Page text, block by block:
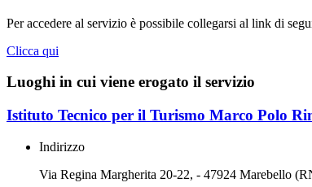
Per accedere al servizio è possibile collegarsi al link di
Clicca qui
Luoghi in cui viene erogato il servizio
Istituto Tecnico per il Turismo Marco Polo
Indirizzo
Via Regina Margherita 20-22, - 47924 Marebello